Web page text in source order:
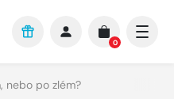
0
nebo po zlém?